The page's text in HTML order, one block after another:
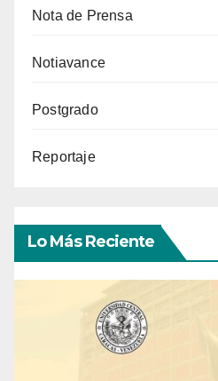
Nota de Prensa
Notiavance
Postgrado
Reportaje
Lo Más Reciente